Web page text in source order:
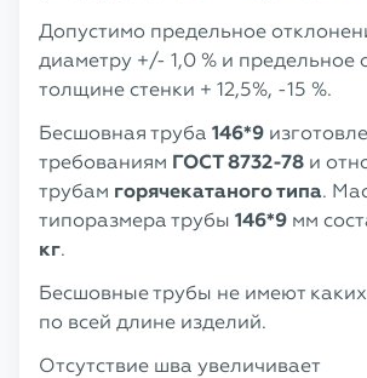
Допустимо предельное
диаметру +/- 1,0 % и предельное
толщине стенки + 12,5%, -15 %.
Бесшовная труба 146*9
требованиям ГОСТ 8732-78 и
трубам горячекатаного типа.
типоразмера трубы 146*9 мм
кг.
Бесшовные трубы не имеют
по всей длине изделий.
Отсутствие шва увеличивает